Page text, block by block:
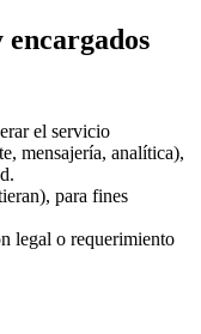
el servicio
mensajería, analítica),
para fines
legal o requerimiento